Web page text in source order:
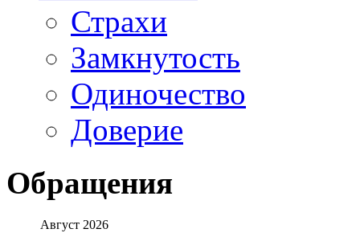
Страхи
Замкнутость
Одиночество
Доверие
Обращения
Август 2026